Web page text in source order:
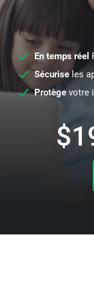
En temps réel
Sécuriseles
Protège votre
$